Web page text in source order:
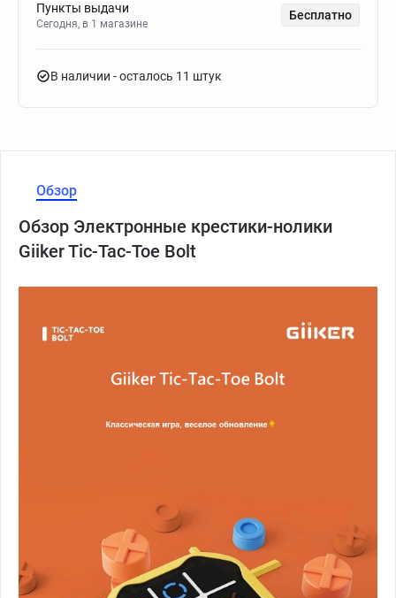
Пункты выдачи
Сегодня, в 1 магазине
Бесплатно
В наличии - осталось 11 штук
Обзор
Обзор Электронные крестики-нолики
Giiker Tic-Tac-Toe Bolt